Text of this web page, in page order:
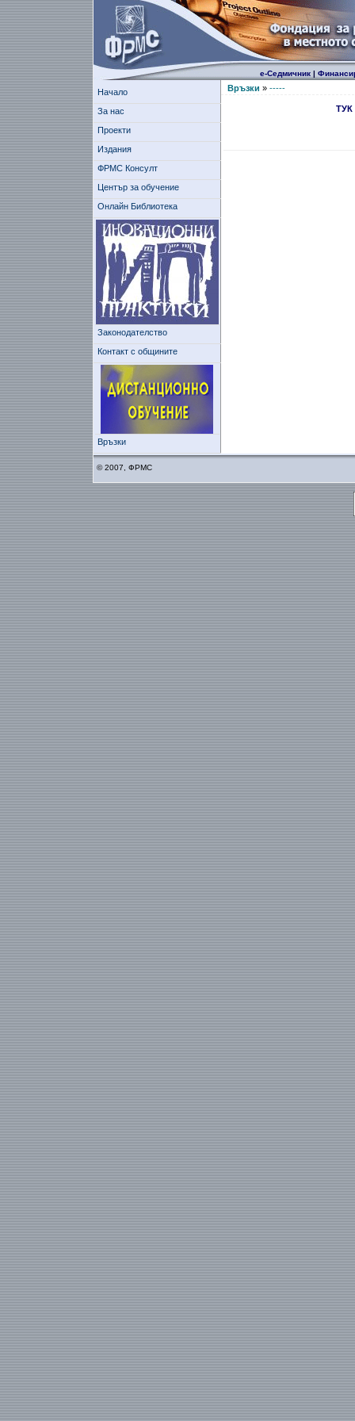
е-Седмичник|
Начало
За нас
Проекти
Издания
ФРМС Консулт
Център за обучение
Онлайн Библиотека
Законодателство
Контакт с общините
Връзки
Връзки » -----
© 2007, ФРМС